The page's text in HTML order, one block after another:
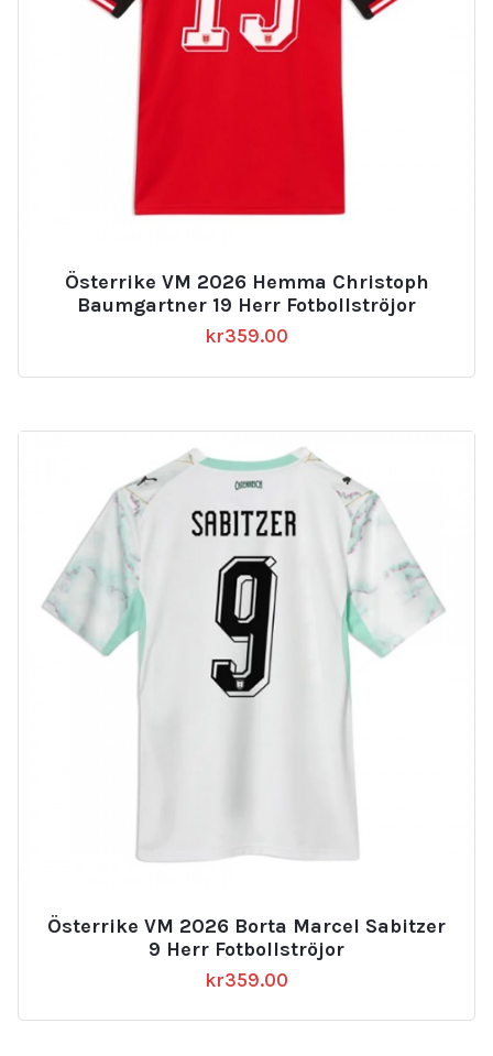
Österrike VM 2026 Hemma Christoph
Baumgartner 19 Herr Fotbollströjor
kr359.00
Österrike VM 2026 Borta Marcel Sabitzer
9 Herr Fotbollströjor
kr359.00